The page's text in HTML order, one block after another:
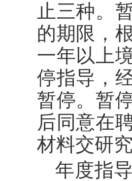
止三种。
的期限，
一年以上
停指导，
暂停。暂
后同意在
材料交研
年度指